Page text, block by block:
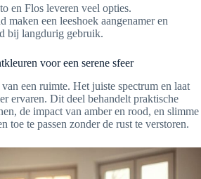
en Flos leveren veel opties.
maken een leeshoek aangenamer en
bij langdurig gebruik.
voor een serene sfeer
een ruimte. Het juiste spectrum en laat
ervaren. Dit deel behandelt praktische
de impact van amber en rood, en slimme
toe te passen zonder de rust te verstoren.